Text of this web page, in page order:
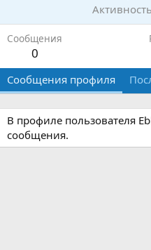
Активность
Сообщения
0
Сообщения профиля
В профиле пользователя
сообщения.